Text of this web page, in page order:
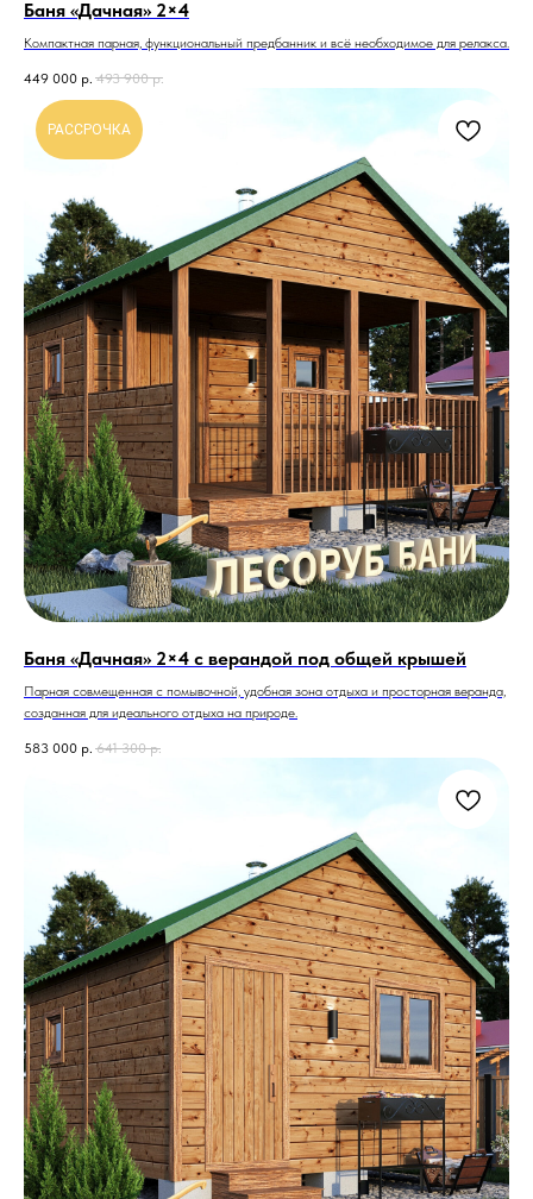
Баня «Дачная» 2×4
Компактная парная, функциональный предбанник и всё необходимое для релакса.
449 000 р. 493 900 р.
РАССРОЧКА
Баня «Дачная» 2×4 с верандой под общей крышей
Парная совмещенная с помывочной, удобная зона отдыха и просторная веранда,
созданная для идеального отдыха на природе.
583 000 р. 641 300 р.